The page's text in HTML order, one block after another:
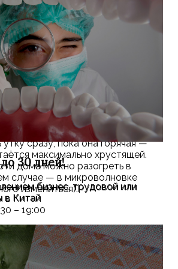
30 дней!
бизнес, трудовой или
в Китай
уже с 7:30 утра
вовремя, через 30 минут его
покупателю.
в наличии, но её не успевают
случае можно купить целую
дома.
сразу, пока она горячая —
максимально хрустящей.
дома можно разогреть в
случае — в микроволновке
измениться).
– 19:00
от северного входа в ТЦ
стороны)